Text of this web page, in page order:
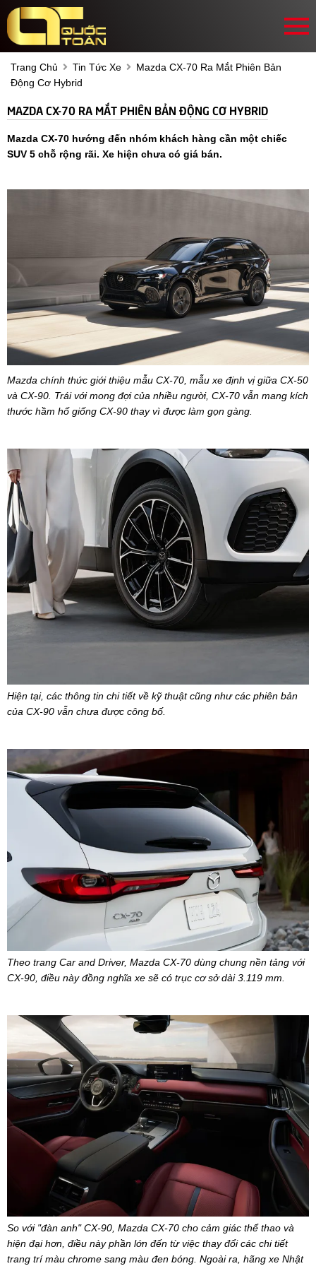
Trang Chủ Tin Tức Xe
Mazda CX-70 Ra Mắt Phiên Bản
Động Cơ Hybrid
MAZDA CX-70 RA MẮT PHIÊN BẢN ĐỘNG CƠ HYBRID
Mazda CX-70 hướng đến nhóm khách hàng cần một chiếc
SUV 5 chỗ rộng rãi. Xe hiện chưa có giá bán.
Mazda chính thức giới thiệu mẫu CX-70, mẫu xe định vị giữa CX-50
và CX-90. Trái với mong đợi của nhiều người, CX-70 vẫn mang kích
thước hầm hố giống CX-90 thay vì được làm gọn gàng.
Hiện tại, các thông tin chi tiết về kỹ thuật cũng như các phiên bản
của CX-90 vẫn chưa được công bố.
Theo trang Car and Driver, Mazda CX-70 dùng chung nền tảng với
CX-90, điều này đồng nghĩa xe sẽ có trục cơ sở dài 3.119 mm.
So với "đàn anh" CX-90, Mazda CX-70 cho cảm giác thể thao và
hiện đại hơn, điều này phần lớn đến từ việc thay đổi các chi tiết
trang trí màu chrome sang màu đen bóng. Ngoài ra, hãng xe Nhật